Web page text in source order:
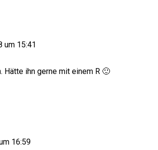
um 15:41
Hätte ihn gerne mit einem R 🙂
16:59